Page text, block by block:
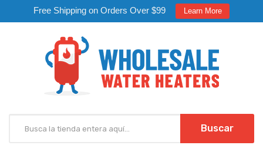
Free Shipping on Orders Over $99 Learn More
Buscar